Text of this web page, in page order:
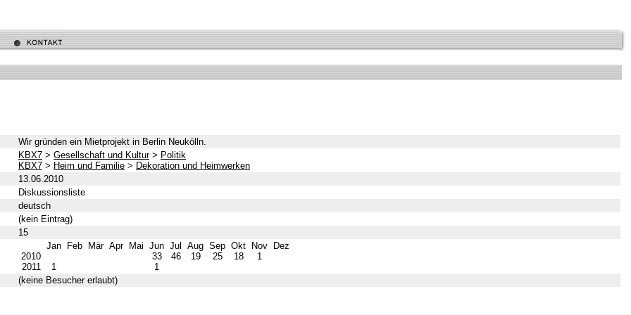
Wir gründen ein Mietprojekt in Berlin Neukölln.
KBX7 > Gesellschaft und Kultur> Politik
KBX7 > Heim und Familie > Dekoration und Heimwerken
13.06.2010
Diskussionsliste
deutsch
(kein Eintrag)
15
Jan Feb Mär Apr Mai Jun Jul Aug Sep Okt Nov Dez
2010
33 46 19 25 18
1
2011
1
1
(keine Besucher erlaubt)